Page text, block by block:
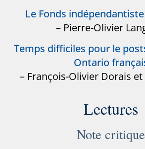
Le Fonds
– Pierre-Olivier
Temps difficiles pour le
Ontario
– François-Olivier Dorais
Lectures
Note critique